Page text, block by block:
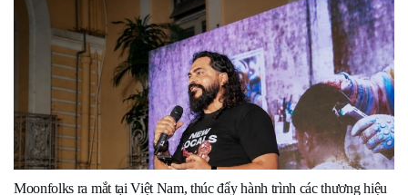
Moonfolks ra mắt tại Việt Nam, thúc đẩy hành trình các thương hiệu